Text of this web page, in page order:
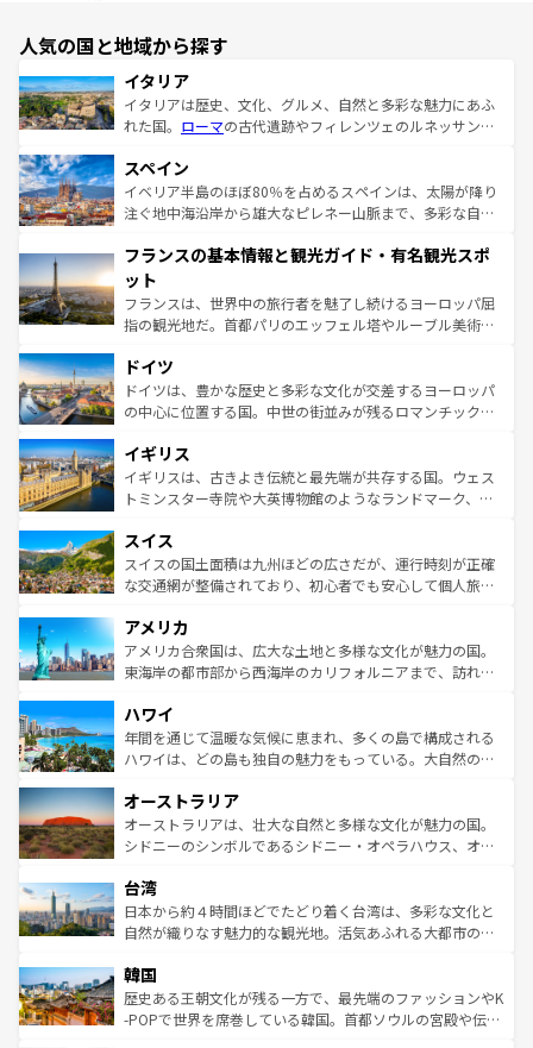
人気の国と地域から探す
イタリア
イタリアは歴史、文化、グルメ、自然と多彩な魅力にあふ
れた国。 ローマの古代遺跡やフィレンツェのルネッサンス
ろん、トスカーナの美しい田園風景やアマルフィ海岸の絶
景など、自然景観も見逃せない。観光の合間には、本場の
ピザやパスタなど、絶品のイタリア料理を堪能することも
ませてくれるイタリアで、忘れられない旅をしてみよう！
なお、新着のイタリア情報は
しい。
スペイン
イベリア半島のほぼ80％を占めるスペインは、太陽が降り
注ぐ地中海沿岸から雄大なピレネー山脈まで、多彩な自然
文化が根付くこの国では、情熱的なフラメンコ、熱気あふ
れる闘牛、そして美味しいタパスが生活の一部となってい
る。首都マドリードの洗練された雰囲気や、バルセロナの
アートに溢れた街角から、地方では古代ローマ遺跡や中世
せる。地方によって風土や気候が異なるスペインはその個
性で訪れる人を魅了する。 なお、新着のスペイン情報は コ
ンテンツ一覧を参照してほしい。
フランスの基本情報と観光ガイド・有名観光スポ
ット
フランスは、世界中の旅行者を魅了し続けるヨーロッパ屈
指の観光地だ。首都パリのエッフェル塔やルーブル美術館
で、幅広い魅力が詰まっている。華麗な宮殿、歴史的な大
聖堂、美しいビーチ、そして豊かな自然が、訪れる者を心
から魅了する。また、フランスは美食の国としても知ら
いる。シャンパンの発祥地であるランス、プロヴァンスの
香り高いラベンダー畑など、多彩な楽しみ方が可能だ。さ
らに、パリ以外の地域にも魅力が溢れており、どの街角に
れる地方に足を運ぶとそれぞれで全く異なる文化を体験で
きるだろう。 なお、新着のフランス情報はコンテンツ一覧
を参照してほしい。
ドイツ
ドイツは、豊かな歴史と多彩な文化が交差するヨーロッパ
の中心に位置する国。中世の街並みが残るロマンチック街
顔を持つこの国は、どこを歩いても飽きることがない。ベ
ルリンの文化的活気、バイエルン州のアルプスの絶景、そ
してライン川沿いのワイン畑といった風景は必見。ビール
は、お酒好きな人にはぜひ体験してほしい。 なお、新着の
ドイツ情報はコンテンツ一覧を参照してほしい。
イギリス
イギリスは、古きよき伝統と最先端が共存する国。ウェス
トミンスター寺院や大英博物館のようなランドマーク、歴
リアごとに異なる魅力がある。また、優雅なアフタヌーン
ティー、ビール好きにはたまらない英国パブ、サッカー観
戦など、本場だからこそできる体験も豊富。イギリスを旅
ンツ一覧を参照してほしい。
スイス
スイスの国土面積は九州ほどの広さだが、運行時刻が正確
な交通網が整備されており、初心者でも安心して個人旅行
の建物がそのまま残る町や、スイスならではのユニークな
博物館もあり、アルプス観光だけでなく町歩きも満喫する
ことができる。国民の所得が高いため物価も高いが、旅行
ば市内交通費無料で観光を楽しむこともできる。 なお、新
着のスイス情報はコンテンツ一覧 を参照してほしい。
アメリカ
アメリカ合衆国は、広大な土地と多様な文化が魅力の国。
東海岸の都市部から西海岸のカリフォルニアまで、訪れる
のような巨大都市は、観光、ショッピング、エンターテイ
ンメントが詰まった刺激的なスポットだ。一方、アメリカ
西部には大自然が広がり、グランドキャニオンやイエロー
部のニューオーリンズでは、音楽と美食が融合した独特の
文化が魅力。旅行者はアメリカの各地域で異なる魅力を楽
しみながら、その多様性と豊かな歴史を感じることができ
ならではの贅沢な旅のスタイルだ。 なお、新着のアメリカ
情報はコンテンツ一覧を参照してほしい。
ハワイ
年間を通じて温暖な気候に恵まれ、多くの島で構成される
ハワイは、どの島も独自の魅力をもっている。大自然の神
ワイ島は見逃せない。また、定番の観光地といえばオアフ
島だが、静かな自然を求めるならマウイ島やカウアイ島が
おすすめ。エメラルドグリーンに輝く海をはじめ、豊かな
れるおもてなしの心で訪れる人々を迎えてくれるハワイの
人々、おいしいローカルフードやハワイアンミュージッ
ク、伝統的なフラダンスなど、すべてがハワイの魅力を彩
ワイを、存分に味わってほしい。 なお、新着のハワイ情報
はコンテンツ一覧を参照してほしい。
オーストラリア
オーストラリアは、壮大な自然と多様な文化が魅力の国。
シドニーのシンボルであるシドニー・オペラハウス、オー
リアリーフや大陸中央部にそびえるウルル（エアーズロッ
ク）、タスマニアの美しい原生林やケアンズの熱帯雨林な
ど、見どころがたくさん。また、カフェやワイン、オージ
いる。アクティビティも充実しており、サーフィンやダイ
ビング、ハイキングなど、アウトドア好きにはたまらな
い。オーストラリアの多彩な魅力を存分に味わいつくそ
台湾
日本から約４時間ほどでたどり着く台湾は、多彩な文化と
自然が織りなす魅力的な観光地。活気あふれる大都市の台
ン）、静ひつな山岳地帯である台湾東部など、都市の喧騒
と山間の静けさが共存しており、訪れる人に新しい発見と
驚きをもたらしてくれる。また、奥深い台湾の食文化も魅
韓国
歴史ある王朝文化が残る一方で、最先端のファッションやK
-POPで世界を席巻している韓国。首都ソウルの宮殿や伝統